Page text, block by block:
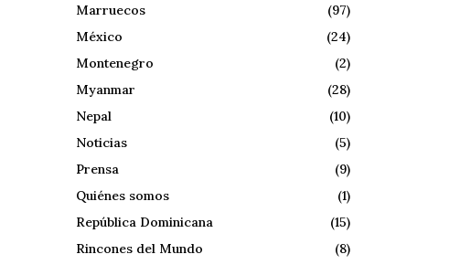
Marruecos
(97)
México
(24)
Montenegro
(2)
Myanmar
(28)
Nepal
(10)
Noticias
(5)
Prensa
(9)
Quiénes somos
(1)
República Dominicana
(15)
Rincones del Mundo
(8)